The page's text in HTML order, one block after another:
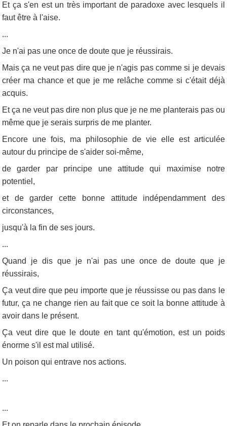
Et ça s'en est un très important de paradoxe avec lesquels il
faut être à l'aise.
...
Je n'ai pas une once de doute que je réussirais.
Mais ça ne veut pas dire que je n'agis pas comme si je devais
créer ma chance et que je me relâche comme si c'était déjà
acquis.
Et ça ne veut pas dire non plus que je ne me planterais pas ou
même que je serais surpris de me planter.
Encore une fois, ma philosophie de vie elle est articulée
autour du principe de s'aider soi-même,
de garder par principe une attitude qui maximise notre
potentiel,
et de garder cette bonne attitude indépendamment des
circonstances,
jusqu'à la fin de ses jours.
...
Quand je dis que je n'ai pas une once de doute que je
réussirais,
Ça veut dire que peu importe que je réussisse ou pas dans le
futur, ça ne change rien au fait que ce soit la bonne attitude à
avoir dans le présent.
Ça veut dire que le doute en tant qu'émotion, est un poids
énorme s'il est mal utilisé.
Un poison qui entrave nos actions.
...
...